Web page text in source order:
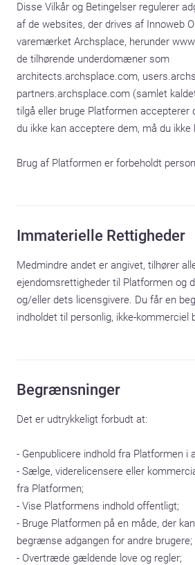
Disse Vilkår og Betingelser regulerer
af de websites, der drives af Innoweb
varemærket Archsplace, herunder
de tilhørende underdomæner som
architects.archsplace.com,
partners.archsplace.com (samlet
tilgå eller bruge Platformen accepterer
du ikke kan acceptere dem, må du ikke
Brug af Platformen er forbeholdt
Immaterielle Rettigheder
Medmindre andet er angivet, tilhører
ejendomsrettigheder til Platformen og
og/eller dets licensgivere. Du får en
indholdet til personlig, ikke-kommerciel
Begrænsninger
Det er udtrykkeligt forbudt at:
- Genpublicere indhold fra Platformen i
- Sælge, viderelicensere eller
fra Platformen;
- Vise Platformens indhold offentligt;
- Bruge Platformen på en måde, der
begrænse adgangen for andre brugere;
- Overtræde gældende love og regler;